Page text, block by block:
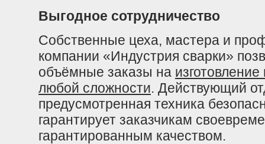
Выгодное сотрудничество
Собственные цеха, мастера и
компании «Индустрия сварки»
объёмные заказы на
любой сложности. Действующий
предусмотренная техника
гарантирует заказчикам
гарантированным качеством.